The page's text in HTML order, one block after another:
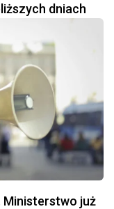
dniach
Ministerstwo już